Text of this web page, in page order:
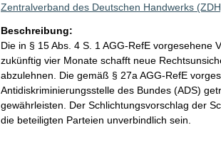
Zentralverband des Deutschen Handwerks
Beschreibung:
Die in § 15 Abs. 4 S. 1 AGG-RefE vorgesehene
zukünftig vier Monate schafft neue
abzulehnen. Die gemäß § 27a AGG-RefE
Antidiskriminierungsstelle des Bundes (ADS)
gewährleisten. Der Schlichtungsvorschlag der
die beteiligten Parteien unverbindlich sein.